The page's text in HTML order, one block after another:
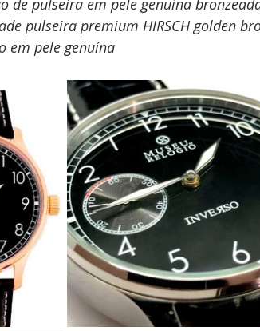
pulseira premium HIRSCH golden
em pele genuína